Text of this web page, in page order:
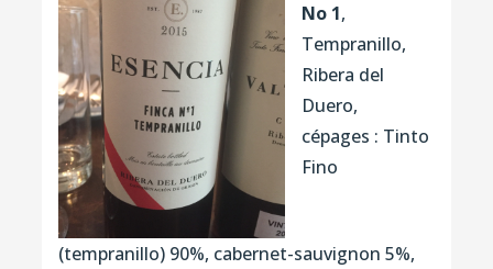
No 1,
Tempranillo,
Ribera del
Duero,
cépages : Tinto
Fino
(tempranillo) 90%, cabernet-sauvignon 5%,